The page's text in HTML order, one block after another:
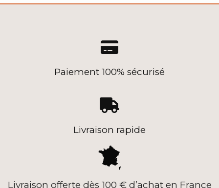

Paiement 100% sécurisé

Livraison rapide
Livraison offerte dès 100 € d’achat en France